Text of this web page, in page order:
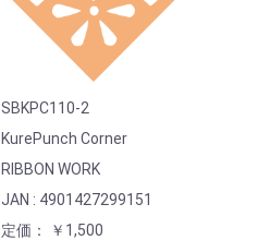
SBKPC110-2
KurePunch Corner
RIBBON WORK
JAN : 4901427299151
定価： ￥1,500